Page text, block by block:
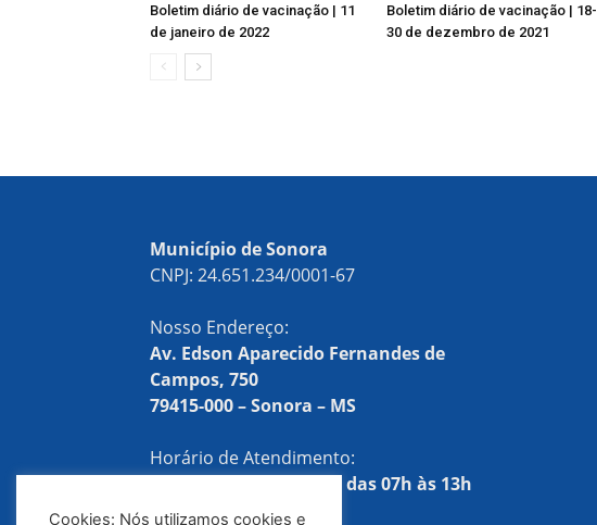
Boletim diário de vacinação | 11
de janeiro de 2022
Boletim diário de vacinação | 18-
30 de dezembro de 2021
Município de Sonora
CNPJ: 24.651.234/0001-67
Nosso Endereço:
Av. Edson Aparecido Fernandes de
Campos, 750
79415-000 – Sonora – MS
Horário de Atendimento:
Segunda a sexta-feira, das 07h às 13h
Cookies: Nós utilizamos cookies e